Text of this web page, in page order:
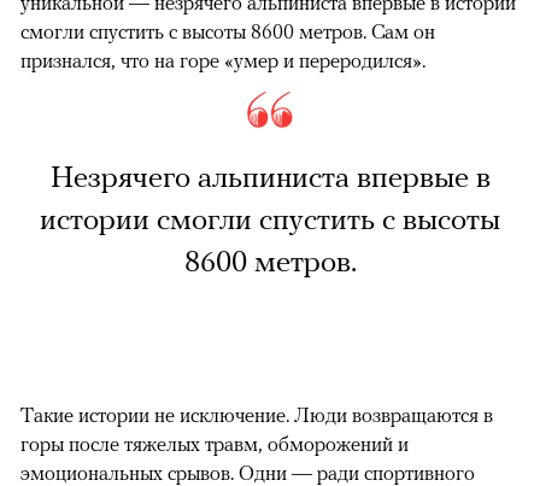
смогли спустить с высоты 8600 метров. Сам он
признался, что на горе «умер и переродился».
Незрячего альпиниста впервые в
истории смогли спустить с высоты
8600 метров.
Такие истории не исключение. Люди возвращаются в
горы после тяжелых травм, обморожений и
эмоциональных срывов. Одни — ради спортивного